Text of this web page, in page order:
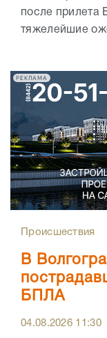
после прилета
тяжелейшие
РЕКЛАМА
Происшествия
В
БПЛА
04.08.2026 11:30